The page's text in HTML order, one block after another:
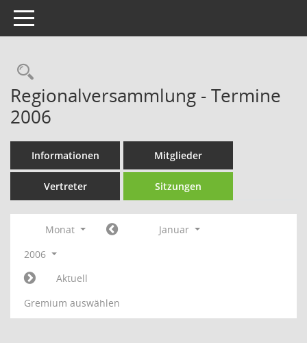
Toggle navigation
Rechercheauswahl
Regionalversammlung - Termine
2006
Informationen Mitglieder
Vertreter Sitzungen
Monat
Januar
2006
Aktuell
Gremium auswählen